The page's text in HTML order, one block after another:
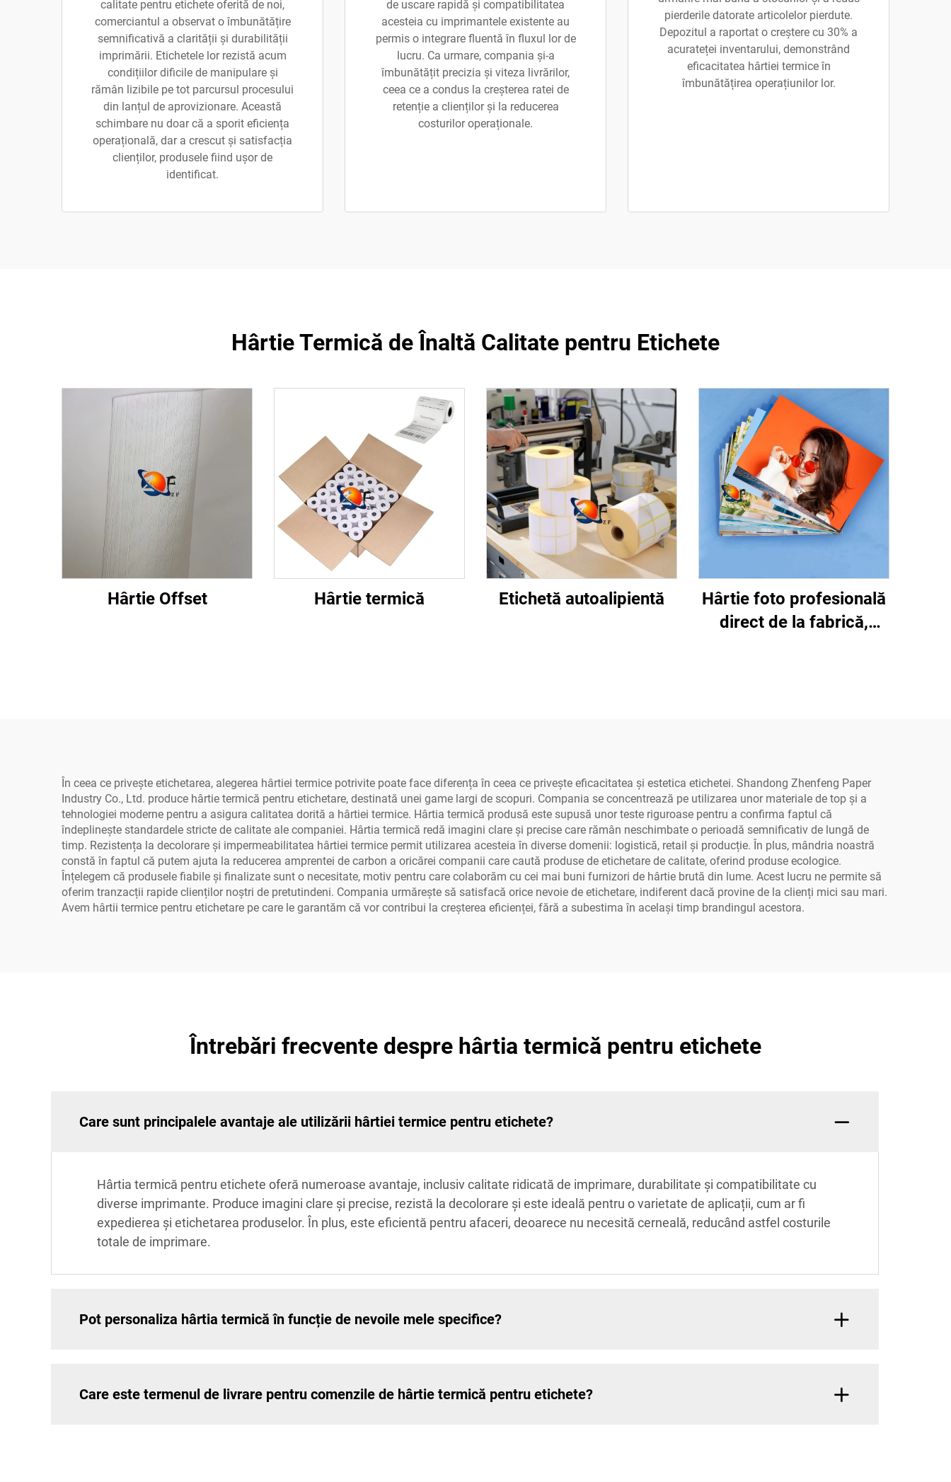
calitate pentru etichete oferită de noi,
comerciantul a observat o îmbunătățire
semnificativă a clarității și durabilității
imprimării. Etichetele lor rezistă acum
condițiilor dificile de manipulare și
rămân lizibile pe tot parcursul procesului
din lanțul de aprovizionare. Această
schimbare nu doar că a sporit eficiența
operațională, dar a crescut și satisfacția
clienților, produsele fiind ușor de
identificat.
de uscare rapidă și compatibilitatea
acesteia cu imprimantele existente au
permis o integrare fluentă în fluxul lor de
lucru. Ca urmare, compania și-a
îmbunătățit precizia și viteza livrărilor,
ceea ce a condus la creșterea ratei de
retenție a clienților și la reducerea
costurilor operaționale.
pierderile datorate articolelor pierdute.
Depozitul a raportat o creștere cu 30% a
acurateței inventarului, demonstrând
eficacitatea hârtiei termice în
îmbunătățirea operațiunilor lor.
Hârtie Termică de Înaltă Calitate pentru Etichete
Hârtie Offset Hârtie termică Etichetă autoalipientă
Hârtie foto profesională
direct de la fabrică,
În ceea ce privește etichetarea, alegerea hârtiei termice potrivite poate face diferența în ceea ce privește eficacitatea și estetica etichetei. Shandong Zhenfeng Paper
Industry Co., Ltd. produce hârtie termică pentru etichetare, destinată unei game largi de scopuri. Compania se concentrează pe utilizarea unor materiale de top și a
tehnologiei moderne pentru a asigura calitatea dorită a hârtiei termice. Hârtia termică produsă este supusă unor teste riguroase pentru a confirma faptul că
îndeplinește standardele stricte de calitate ale companiei. Hârtia termică redă imagini clare și precise care rămân neschimbate o perioadă semnificativ de lungă de
timp. Rezistența la decolorare și impermeabilitatea hârtiei termice permit utilizarea acesteia în diverse domenii: logistică, retail și producție. În plus, mândria noastră
constă în faptul că putem ajuta la reducerea amprentei de carbon a oricărei companii care caută produse de etichetare de calitate, oferind produse ecologice.
Înțelegem că produsele fiabile și finalizate sunt o necesitate, motiv pentru care colaborăm cu cei mai buni furnizori de hârtie brută din lume. Acest lucru ne permite să
oferim tranzacții rapide clienților noștri de pretutindeni. Compania urmărește să satisfacă orice nevoie de etichetare, indiferent dacă provine de la clienți mici sau mari.
Avem hârtii termice pentru etichetare pe care le garantăm că vor contribui la creșterea eficienței, fără a subestima în același timp brandingul acestora.
Întrebări frecvente despre hârtia termică pentru etichete
Care sunt principalele avantaje ale utilizării hârtiei termice pentru etichete?
Hârtia termică pentru etichete oferă numeroase avantaje, inclusiv calitate ridicată de imprimare, durabilitate și compatibilitate cu
diverse imprimante. Produce imagini clare și precise, rezistă la decolorare și este ideală pentru o varietate de aplicații, cum ar fi
expedierea și etichetarea produselor. În plus, este eficientă pentru afaceri, deoarece nu necesită cerneală, reducând astfel costurile
totale de imprimare.
Pot personaliza hârtia termică în funcție de nevoile mele specifice?
Care este termenul de livrare pentru comenzile de hârtie termică pentru etichete?